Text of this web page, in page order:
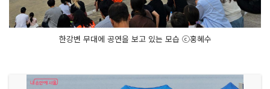
한강변 무대에 공연을 보고 있는 모습 ⓒ홍혜수